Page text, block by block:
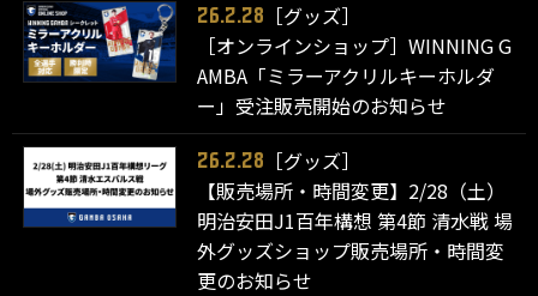
26.2.28
［グッズ］
［オンラインショップ］WINNING G
AMBA「ミラーアクリルキーホルダ
ー」受注販売開始のお知らせ
26.2.28
［グッズ］
【販売場所・時間変更】2/28（土）
明治安田J1百年構想 第4節 清水戦 場
外グッズショップ販売場所・時間変
更のお知らせ